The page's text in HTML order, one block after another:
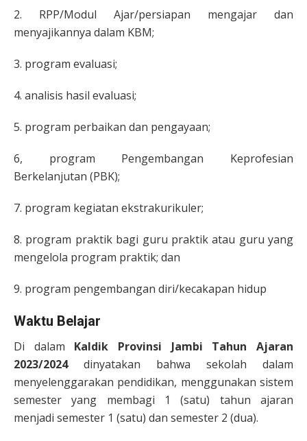
2. RPP/Modul Ajar/persiapan mengajar dan
menyajikannya dalam KBM;
3. program evaluasi;
4. analisis hasil evaluasi;
5. program perbaikan dan pengayaan;
6, program Pengembangan Keprofesian
Berkelanjutan (PBK);
7. program kegiatan ekstrakurikuler;
8. program praktik bagi guru praktik atau guru yang
mengelola program praktik; dan
9. program pengembangan diri/kecakapan hidup
Waktu Belajar
Di dalam Kaldik Provinsi Jambi Tahun Ajaran
2023/2024dinyatakan bahwa sekolah dalam
menyelenggarakan pendidikan, menggunakan sistem
semester yang membagi 1 (satu) tahun ajaran
menjadi semester 1 (satu) dan semester 2 (dua).